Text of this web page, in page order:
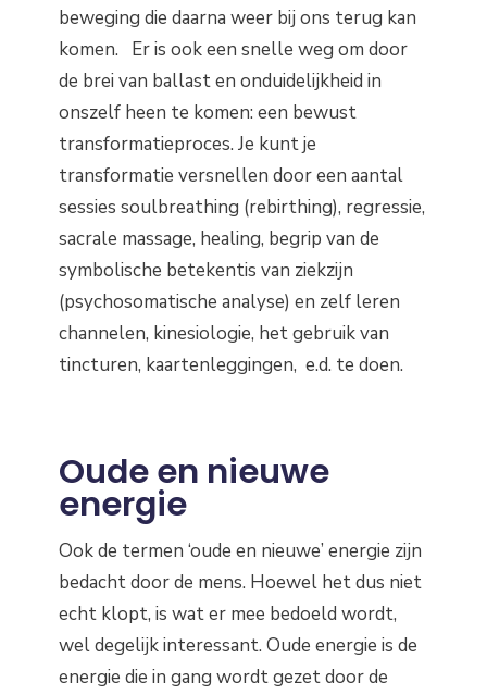
beweging die daarna weer bij ons terug kan
komen. Er is ook een snelle weg om door
de brei van ballast en onduidelijkheid in
onszelf heen te komen: een bewust
transformatieproces. Je kunt je
transformatie versnellen door een aantal
sessies soulbreathing (rebirthing), regressie,
sacrale massage, healing, begrip van de
symbolische betekentis van ziekzijn
(psychosomatische analyse) en zelf leren
channelen, kinesiologie, het gebruik van
tincturen, kaartenleggingen, e.d. te doen.
Oude en nieuwe
energie
Ook de termen ‘oude en nieuwe’ energie zijn
bedacht door de mens. Hoewel het dus niet
echt klopt, is wat er mee bedoeld wordt,
wel degelijk interessant. Oude energie is de
energie die in gang wordt gezet door de